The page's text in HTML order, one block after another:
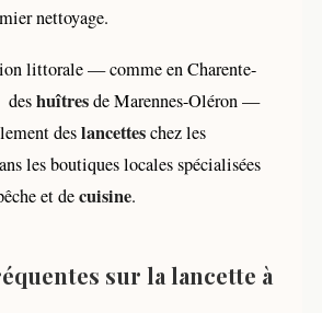
nettoyage.
littorale — comme en Charente-
deshuîtresde Marennes-Oléron —
deslancetteschez les
les boutiques locales spécialisées
et decuisine.
sur la lancette à